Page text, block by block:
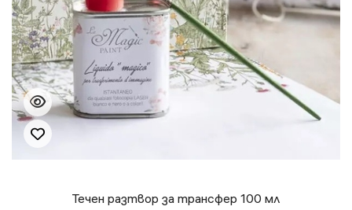
Течен разтвор за трансфер 100 мл